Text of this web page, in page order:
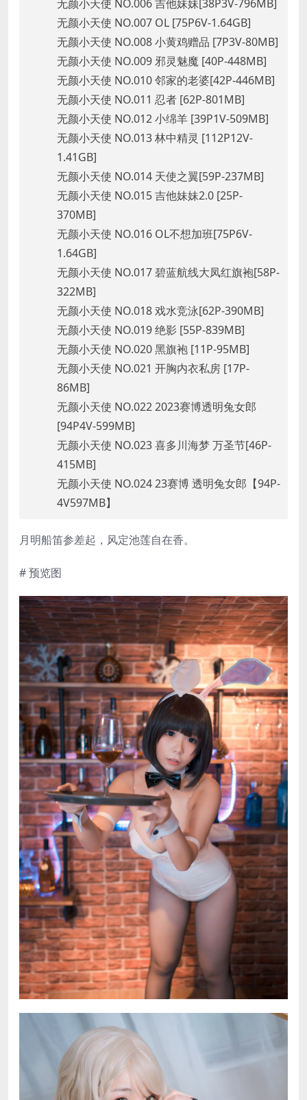
无颜小天使 NO.006 吉他妹妹[38P3V-796MB]
无颜小天使 NO.007 OL [75P6V-1.64GB]
无颜小天使 NO.008 小黄鸡赠品 [7P3V-80MB]
无颜小天使 NO.009 邪灵魅魔 [40P-448MB]
无颜小天使 NO.010 邻家的老婆[42P-446MB]
无颜小天使 NO.011 忍者 [62P-801MB]
无颜小天使 NO.012 小绵羊 [39P1V-509MB]
无颜小天使 NO.013 林中精灵 [112P12V-
1.41GB]
无颜小天使 NO.014 天使之翼[59P-237MB]
无颜小天使 NO.015 吉他妹妹2.0 [25P-
370MB]
无颜小天使 NO.016 OL不想加班[75P6V-
1.64GB]
无颜小天使 NO.017 碧蓝航线大凤红旗袍[58P-
322MB]
无颜小天使 NO.018 戏水竞泳[62P-390MB]
无颜小天使 NO.019 绝影 [55P-839MB]
无颜小天使 NO.020 黑旗袍 [11P-95MB]
无颜小天使 NO.021 开胸内衣私房 [17P-
86MB]
无颜小天使 NO.022 2023赛博透明兔女郎
[94P4V-599MB]
无颜小天使 NO.023 喜多川海梦 万圣节[46P-
415MB]
无颜小天使 NO.024 23赛博 透明兔女郎【94P-
4V597MB】
月明船笛参差起，风定池莲自在香。
# 预览图